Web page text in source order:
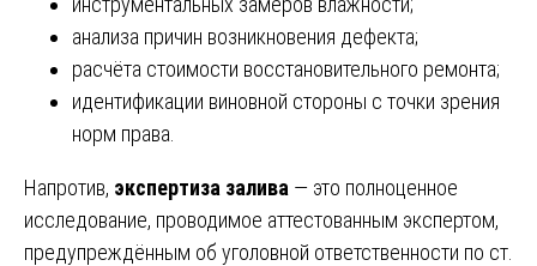
анализа причин возникновения дефекта;
расчёта стоимости восстановительного ремонта;
идентификации виновной стороны с точки зрения
норм права.
Напротив, экспертиза залива — это полноценное
исследование, проводимое аттестованным экспертом,
предупреждённым об уголовной ответственности по ст.